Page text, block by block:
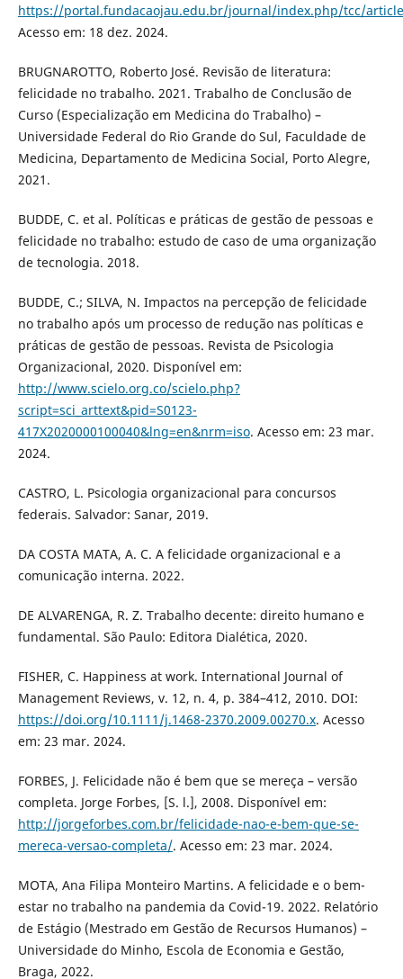
https://portal.fundacaojau.edu.br/journal/index.php/tcc/
Acesso em: 18 dez. 2024.
BRUGNAROTTO, Roberto José. Revisão de literatura:
felicidade no trabalho. 2021. Trabalho de Conclusão de
Curso (Especialização em Medicina do Trabalho) –
Universidade Federal do Rio Grande do Sul, Faculdade de
Medicina, Departamento de Medicina Social, Porto Alegre,
2021.
BUDDE, C. et al. Políticas e práticas de gestão de pessoas e
felicidade no trabalho: estudo de caso de uma organização
de tecnologia. 2018.
BUDDE, C.; SILVA, N. Impactos na percepção de felicidade
no trabalho após um processo de redução nas políticas e
práticas de gestão de pessoas. Revista de Psicologia
Organizacional, 2020. Disponível em:
http://www.scielo.org.co/scielo.php?
script=sci_arttext&pid=S0123-
417X2020000100040&lng=en&nrm=iso. Acesso em: 23 mar.
2024.
CASTRO, L. Psicologia organizacional para concursos
federais. Salvador: Sanar, 2019.
DA COSTA MATA, A. C. A felicidade organizacional e a
comunicação interna. 2022.
DE ALVARENGA, R. Z. Trabalho decente: direito humano e
fundamental. São Paulo: Editora Dialética, 2020.
FISHER, C. Happiness at work. International Journal of
Management Reviews, v. 12, n. 4, p. 384–412, 2010. DOI:
https://doi.org/10.1111/j.1468-2370.2009.00270.x. Acesso
em: 23 mar. 2024.
FORBES, J. Felicidade não é bem que se mereça – versão
completa. Jorge Forbes, [S. l.], 2008. Disponível em:
http://jorgeforbes.com.br/felicidade-nao-e-bem-que-se-
mereca-versao-completa/. Acesso em: 23 mar. 2024.
MOTA, Ana Filipa Monteiro Martins. A felicidade e o bem-
estar no trabalho na pandemia da Covid-19. 2022. Relatório
de Estágio (Mestrado em Gestão de Recursos Humanos) –
Universidade do Minho, Escola de Economia e Gestão,
Braga, 2022.